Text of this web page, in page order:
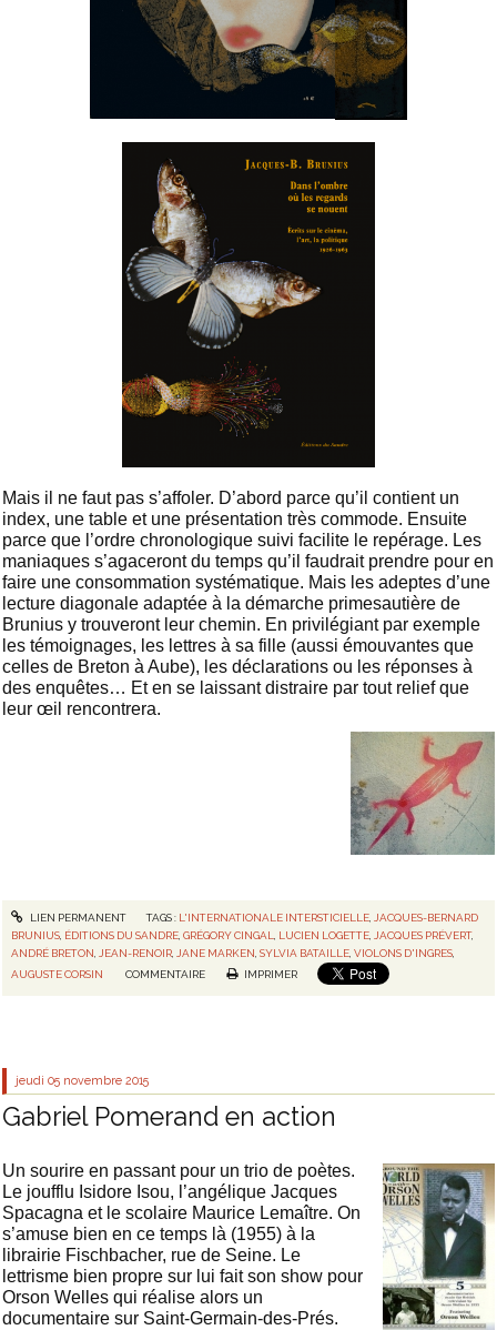
Mais il ne faut pas s’affoler. D’abord parce qu’il contient un
index, une table et une présentation très commode. Ensuite
parce que l’ordre chronologique suivi facilite le repérage. Les
maniaques s’agaceront du temps qu’il faudrait prendre pour en
faire une consommation systématique. Mais les adeptes d’une
lecture diagonale adaptée à la démarche primesautière de
Brunius y trouveront leur chemin. En privilégiant par exemple
les témoignages, les lettres à sa fille (aussi émouvantes que
celles de Breton à Aube), les déclarations ou les réponses à
des enquêtes… Et en se laissant distraire par tout relief que
leur œil rencontrera.
LIEN PERMANENT TAGS : L'INTERNATIONALE INTERSTICIELLE, JACQUES-BERNARD
BRUNIUS ÉDITIONS DU SANDRE ,GRÉGORY CINGAL LUCIEN LOGETTE JACQUES PRÉVERT,
ANDRÉ BRETON
JEAN-RENOIR JANE MARKEN ,SYLVIA BATAILLE ,VIOLONS D'INGRES
AUGUSTE CORSIN
COMMENTAIRE IMPRIMER
jeudi 05 novembre 2015
Gabriel Pomerand en action
Un sourire en passant pour un trio de poètes.
Le joufflu Isidore Isou, l’angélique Jacques
Spacagna et le scolaire Maurice Lemaître. On
s’amuse bien en ce temps là (1955) à la
librairie Fischbacher, rue de Seine. Le
lettrisme bien propre sur lui fait son show pour
Orson Welles qui réalise alors un
documentaire sur Saint-Germain-des-Prés.